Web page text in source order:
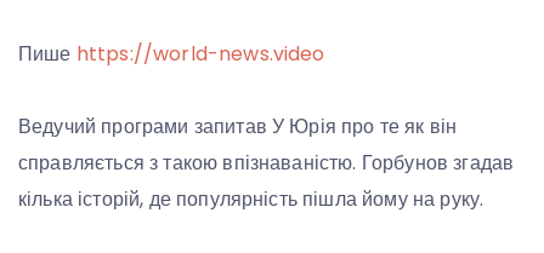
Пише https://world-news.video
Ведучий програми запитав У Юрія про те як він
справляється з такою впізнаваністю. Горбунов згадав
кілька історій, де популярність пішла йому на руку.